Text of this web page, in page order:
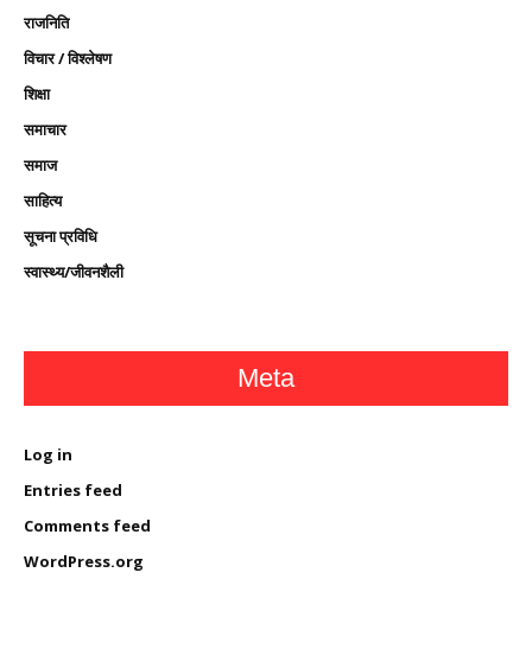
राजनिति
विचार / विश्लेषण
शिक्षा
समाचार
समाज
साहित्य
सूचना प्रविधि
स्वास्थ्य/जीवनशैली
Meta
Log in
Entries feed
Comments feed
WordPress.org